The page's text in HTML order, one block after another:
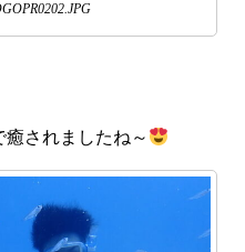
されましたね～